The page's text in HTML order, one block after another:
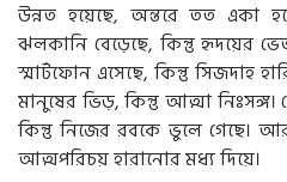
উন্নত হয়েছে, অন্তরে তত একা
ঝলকানি বেড়েছে, কিন্তু হৃদয়ের
স্মার্টফোন এসেছে, কিন্তু সিজদাহ
মানুষের ভিড়, কিন্তু আত্মা
কিন্তু নিজের রবকে ভুলে গেছে।
আত্মপরিচয় হারানোর মধ্য দিয়ে।